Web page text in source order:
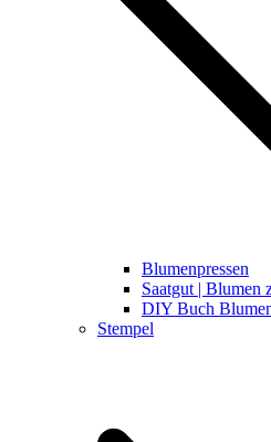
Blumenpressen
Saatgut | Blumen
DIY Buch
Stempel